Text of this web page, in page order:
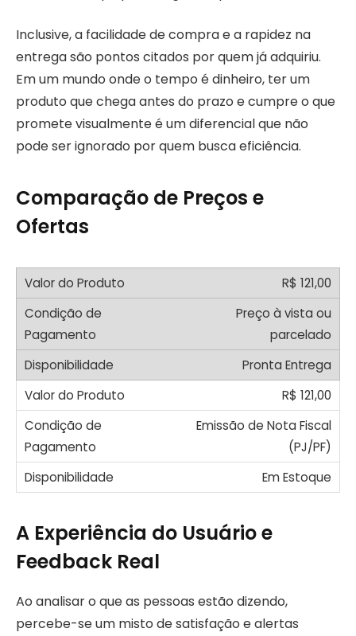
Inclusive, a facilidade de compra e a rapidez na
entrega são pontos citados por quem já adquiriu.
Em um mundo onde o tempo é dinheiro, ter um
produto que chega antes do prazo e cumpre o que
promete visualmente é um diferencial que não
pode ser ignorado por quem busca eficiência.
Comparação de Preços e
Ofertas
R$ 121,00
Preço à vista ou
parcelado
Pronta Entrega
R$ 121,00
Emissão de Nota Fiscal
(PJ/PF)
Em Estoque
A Experiência do Usuário e
Feedback Real
Ao analisar o que as pessoas estão dizendo,
percebe-se um misto de satisfação e alertas